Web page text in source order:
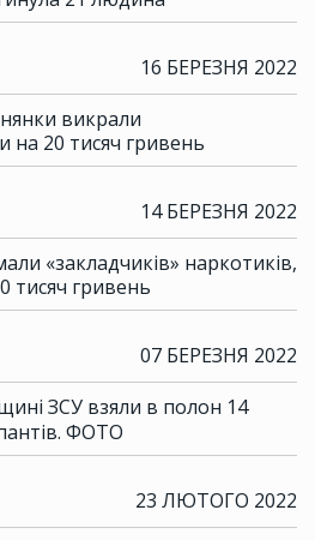
16 БЕРЕЗНЯ 2022
викрали
на 20 тисяч гривень
14 БЕРЕЗНЯ 2022
«закладчиків» наркотиків,
тисяч гривень
07 БЕРЕЗНЯ 2022
ЗСУ взяли в полон 14
ФОТО
23 ЛЮТОГО 2022